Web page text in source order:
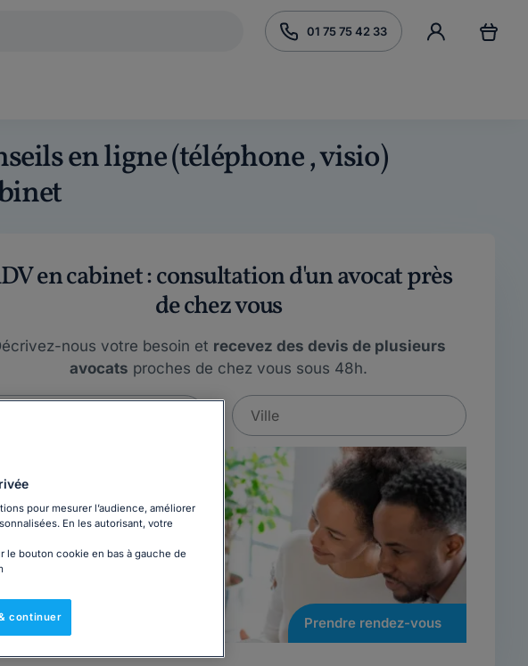
01 75 75 42 33
en ligne (téléphone , visio)
en cabinet : consultation d'un avocat près
de chez vous
nous votre besoin et recevez des devis de plusieurs
avocats proches de chez vous sous 48h.
Prendre rendez-vous
pour mesurer l’audience, améliorer
En les autorisant, votre
le bouton cookie en bas à gauche de
continuer